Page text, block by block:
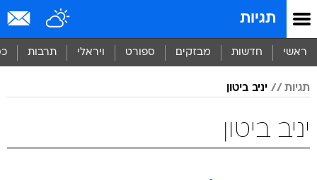
תגיות
ראשי חדשות מבזקים ספורט ויראלי תרבות
תגיות יניב ביטון
יניב ביטון